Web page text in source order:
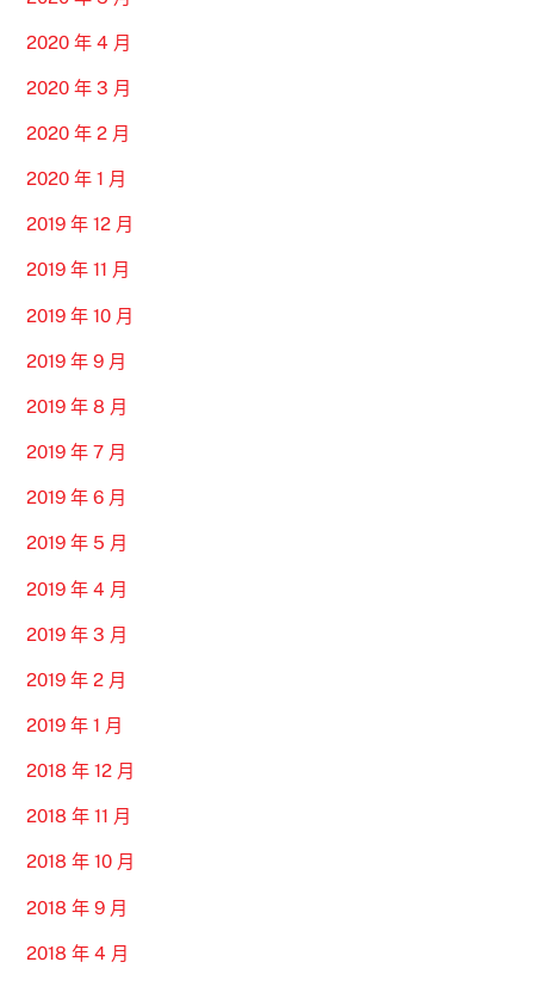
2020 年 4 月
2020 年 3 月
2020 年 2 月
2020 年 1 月
2019 年 12 月
2019 年 11 月
2019 年 10 月
2019 年 9 月
2019 年 8 月
2019 年 7 月
2019 年 6 月
2019 年 5 月
2019 年 4 月
2019 年 3 月
2019 年 2 月
2019 年 1 月
2018 年 12 月
2018 年 11 月
2018 年 10 月
2018 年 9 月
2018 年 4 月